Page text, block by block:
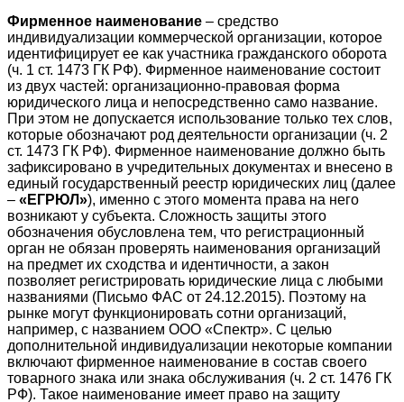
Фирменное наименование – средство
индивидуализации коммерческой организации, которое
идентифицирует ее как участника гражданского оборота
(ч. 1 ст. 1473 ГК РФ). Фирменное наименование состоит
из двух частей: организационно-правовая форма
юридического лица и непосредственно само название.
При этом не допускается использование только тех слов,
которые обозначают род деятельности организации (ч. 2
ст. 1473 ГК РФ). Фирменное наименование должно быть
зафиксировано в учредительных документах и внесено в
единый государственный реестр юридических лиц (далее
– «ЕГРЮЛ»), именно с этого момента права на него
возникают у субъекта. Сложность защиты этого
обозначения обусловлена тем, что регистрационный
орган не обязан проверять наименования организаций
на предмет их сходства и идентичности, а закон
позволяет регистрировать юридические лица с любыми
названиями (Письмо ФАС от 24.12.2015). Поэтому на
рынке могут функционировать сотни организаций,
например, с названием ООО «Спектр». С целью
дополнительной индивидуализации некоторые компании
включают фирменное наименование в состав своего
товарного знака или знака обслуживания (ч. 2 ст. 1476 ГК
РФ). Такое наименование имеет право на защиту